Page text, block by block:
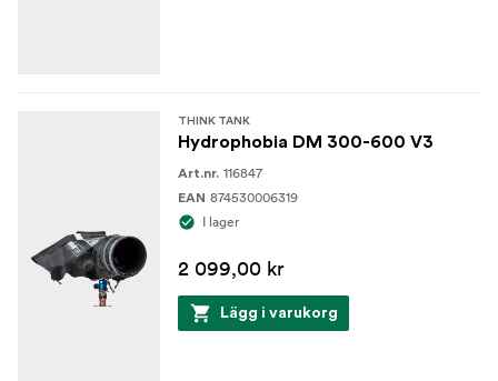
THINK TANK
Hydrophobia DM 300-600 V3
Art.nr. 116847
EAN 874530006319
I lager
2 099,00 kr
Lägg i varukorg